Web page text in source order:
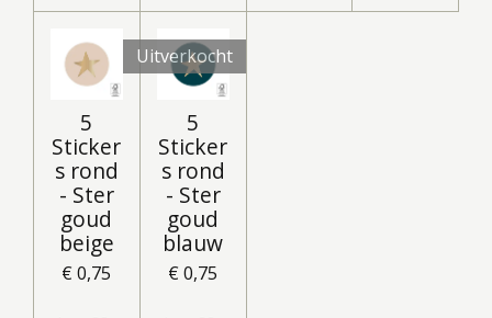
5
Sticker
s rond
- Ster
goud
beige
€ 0,75
Uitverkocht
5
Sticker
s rond
- Ster
goud
blauw
€ 0,75